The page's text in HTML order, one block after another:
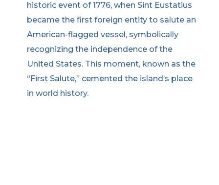
historic event of 1776, when Sint Eustatius
became the first foreign entity to salute an
American-flagged vessel, symbolically
recognizing the independence of the
United States. This moment, known as the
“First Salute,” cemented the island’s place
in world history.